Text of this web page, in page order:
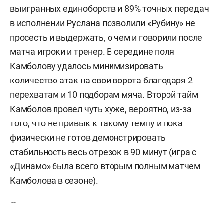
выигранных единоборств и 89% точных передач
в исполнении Руслана позволили «Рубину» не
просесть и выдержать, о чем и говорили после
матча игроки и тренер. В середине поля
Камболову удалось минимизировать
количество атак на свои ворота благодаря 2
перехватам и 10 подборам мяча. Второй тайм
Камболов провел чуть хуже, вероятно, из-за
того, что не привык к такому темпу и пока
физически не готов демонстрировать
стабильность весь отрезок в 90 минут (игра с
«Динамо» была всего вторым полным матчем
Камболова в сезоне).